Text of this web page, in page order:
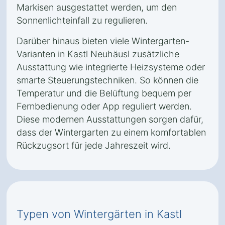
Markisen ausgestattet werden, um den
Sonnenlichteinfall zu regulieren.
Darüber hinaus bieten viele Wintergarten-
Varianten in Kastl Neuhäusl zusätzliche
Ausstattung wie integrierte Heizsysteme oder
smarte Steuerungstechniken. So können die
Temperatur und die Belüftung bequem per
Fernbedienung oder App reguliert werden.
Diese modernen Ausstattungen sorgen dafür,
dass der Wintergarten zu einem komfortablen
Rückzugsort für jede Jahreszeit wird.
Typen von Wintergärten in Kastl